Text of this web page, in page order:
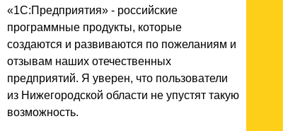
«1С:Предприятия» - российские
программные продукты, которые
создаются и развиваются по пожеланиям и
отзывам наших отечественных
предприятий. Я уверен, что пользователи
из Нижегородской области не упустят такую
возможность.